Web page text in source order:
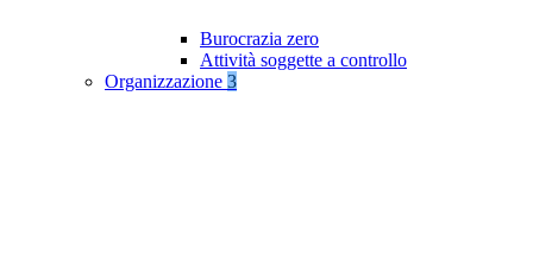
Burocrazia zero
Attività soggette a controllo
Organizzazione 3